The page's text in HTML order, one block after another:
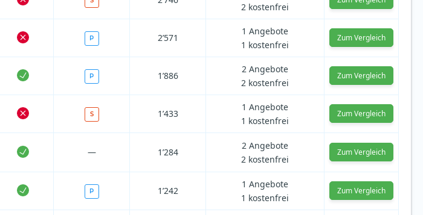
2 kostenfrei
P 2’571
1 Angebote
1 kostenfrei
Zum Vergleich
P 1’886
2 Angebote
2 kostenfrei
Zum Vergleich
S 1’433
1 Angebote
1 kostenfrei
Zum Vergleich
— 1’284
2 Angebote
2 kostenfrei
Zum Vergleich
P 1’242
1 Angebote
1 kostenfrei
Zum Vergleich